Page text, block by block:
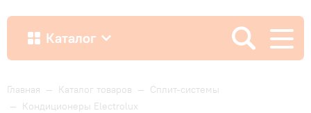
Каталог
Как купить
Главная — Каталог товаров — Сплит-системы
— Кондиционеры Electrolux